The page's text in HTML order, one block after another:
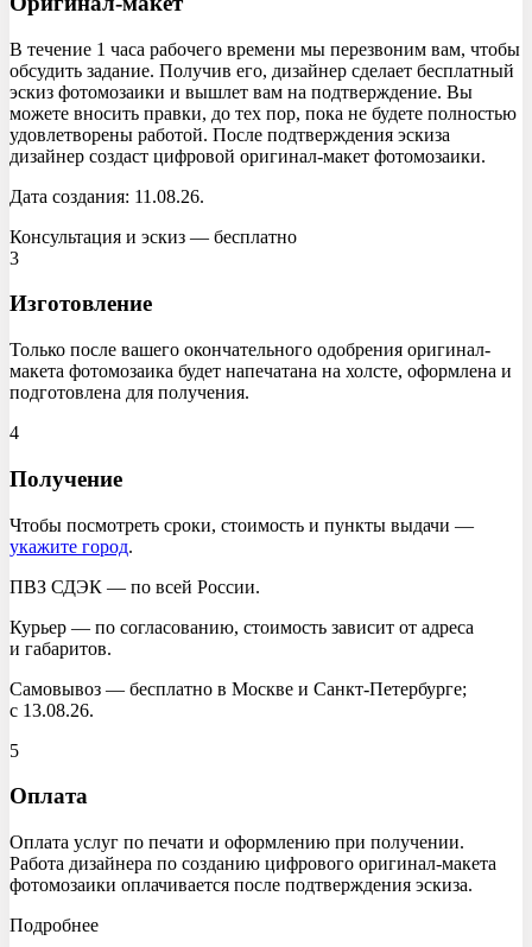
В течение 1 часа рабочего времени мы перезвоним вам, чтобы
обсудить задание. Получив его, дизайнер сделает бесплатный
эскиз фотомозаики и вышлет вам на подтверждение. Вы
можете вносить правки, до тех пор, пока не будете полностью
удовлетворены работой. После подтверждения эскиза
дизайнер создаст цифровой оригинал-макет фотомозаики.
Дата создания: 11.08.26.
Консультация и эскиз — бесплатно
3
Изготовление
Только после вашего окончательного одобрения оригинал-
макета фотомозаика будет напечатана на холсте, оформлена и
подготовлена для получения.
4
Получение
Чтобы посмотреть сроки, стоимость и пункты выдачи —
укажите город.
ПВЗ СДЭК — по всей России.
Курьер — по согласованию, стоимость зависит от адреса
и габаритов.
Самовывоз — бесплатно в Москве и Санкт-Петербурге;
с 13.08.26.
5
Оплата
Оплата услуг по печати и оформлению при получении.
Работа дизайнера по созданию цифрового оригинал-макета
фотомозаики оплачивается после подтверждения эскиза.
Подробнее